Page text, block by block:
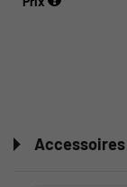
Accessoires